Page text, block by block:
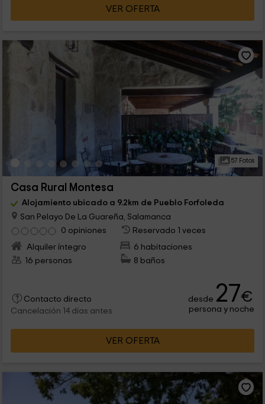
VER OFERTA
57 Fotos
Casa Rural Montesa
Alojamiento ubicado a 9.2km de Pueblo Forfoleda
San Pelayo De La Guareña, Salamanca
0 opiniones
Reservado 1 veces
Alquiler íntegro
6 habitaciones
16 personas
8 baños
Contacto directo
Cancelación 14 días antes
desde 27€
persona y noche
VER OFERTA